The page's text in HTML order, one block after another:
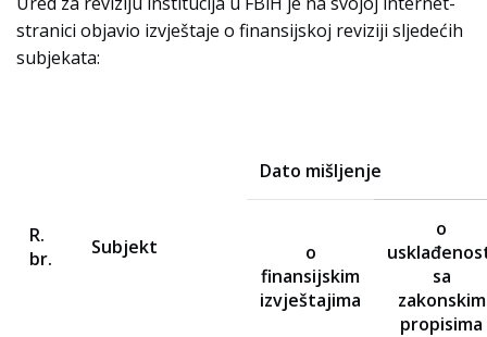
stranici objavio izvještaje o finansijskoj reviziji sljedećih
subjekata:
R.
br.
Subjekt
Dato mišljenje
o
finansijskim
izvještajima
o
sa
zakonskim
propisima